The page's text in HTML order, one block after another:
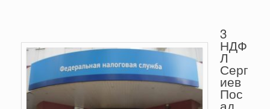
3
НДФ
Л
Серг
иев
Пос
ад